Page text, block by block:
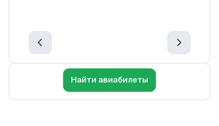
Найти авиабилеты